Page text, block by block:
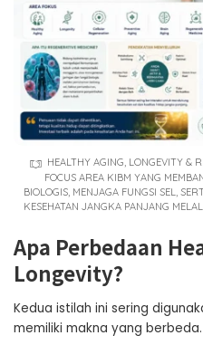
HEALTHY AGING, LONGEVITY &
FOCUS AREA KIBM YANG
BIOLOGIS, MENJAGA FUNGSI SEL,
KESEHATAN JANGKA PANJANG
Apa Perbedaan
Longevity?
Kedua istilah ini sering
memiliki makna yang berbeda.